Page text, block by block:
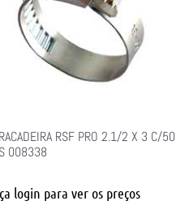
RSF PRO 2.1/2 X 3 C/50
008338
login para ver os preços